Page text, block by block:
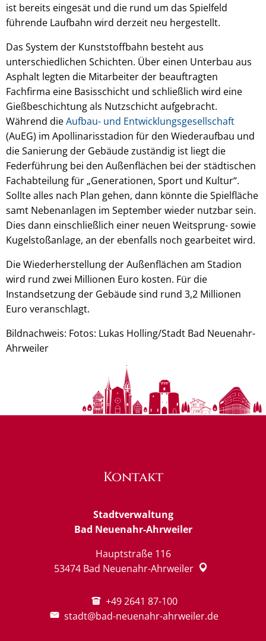
ist bereits eingesät und die rund um das Spielfeld
führende Laufbahn wird derzeit neu hergestellt.
Das System der Kunststoffbahn besteht aus
unterschiedlichen Schichten. Über einen Unterbau aus
Asphalt legten die Mitarbeiter der beauftragten
Fachfirma eine Basisschicht und schließlich wird eine
Gießbeschichtung als Nutzschicht aufgebracht.
Während dieAufbau- und Entwicklungsgesellschaft
(AuEG) im Apollinarisstadion für den Wiederaufbau und
die Sanierung der Gebäude zuständig ist liegt die
Federführung bei den Außenflächen bei der städtischen
Fachabteilung für „Generationen, Sport und Kultur“.
Sollte alles nach Plan gehen, dann könnte die Spielfläche
samt Nebenanlagen im September wieder nutzbar sein.
Dies dann einschließlich einer neuen Weitsprung- sowie
Kugelstoßanlage, an der ebenfalls noch gearbeitet wird.
Die Wiederherstellung der Außenflächen am Stadion
wird rund zwei Millionen Euro kosten. Für die
Instandsetzung der Gebäude sind rund 3,2 Millionen
Euro veranschlagt.
Bildnachweis: Fotos: Lukas Holling/Stadt Bad Neuenahr-
Ahrweiler
Kontakt
Stadtverwaltung
Bad Neuenahr-Ahrweiler
Hauptstraße 116
53474 Bad Neuenahr-Ahrweiler
+49 2641 87-100
stadt@bad-neuenahr-ahrweiler.de